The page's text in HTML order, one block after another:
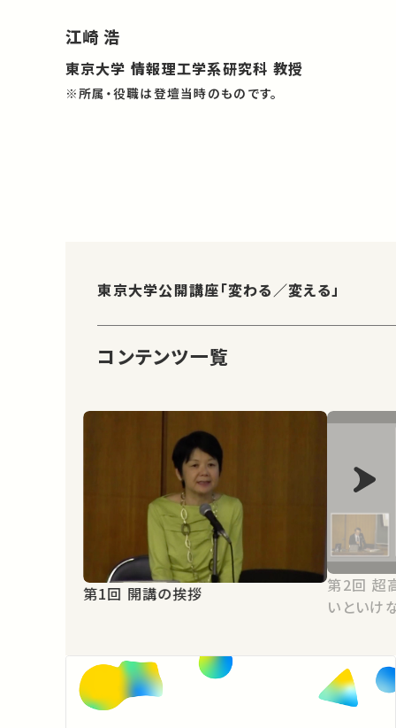
江崎 浩
東京大学 情報理工学系研究科 教授
※所属・役職は登壇当時のものです。
東京大学公開講座「変わる／変える」
コンテンツ一覧
第1回 開講の挨拶
第2回 超高齢社会に向けて変わらな
いといけ